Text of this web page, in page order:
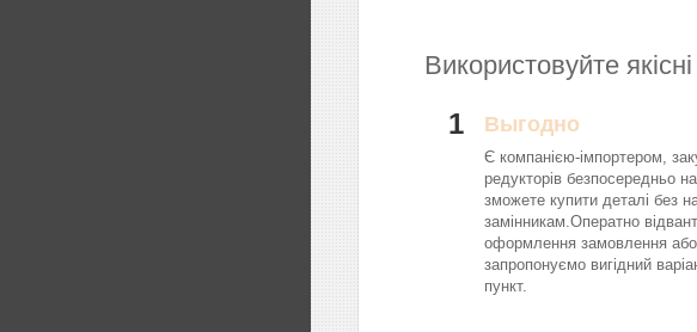
Використовуйте
1 Выгодно
Є компанією-імпортером,
редукторів безпосередньо
зможете купити деталі без
замінникам.Оператно
оформлення замовлення
запропонуємо вигідний
пункт.